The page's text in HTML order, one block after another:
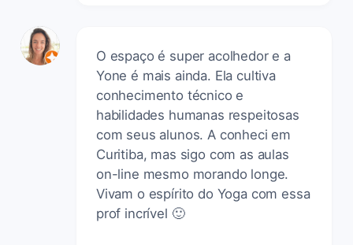
O espaço é super acolhedor e a
Yone é mais ainda. Ela cultiva
conhecimento técnico e
habilidades humanas respeitosas
com seus alunos. A conheci em
Curitiba, mas sigo com as aulas
on-line mesmo morando longe.
Vivam o espírito do Yoga com essa
prof incrível 🙂